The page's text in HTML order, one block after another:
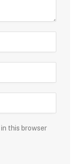
in this browser